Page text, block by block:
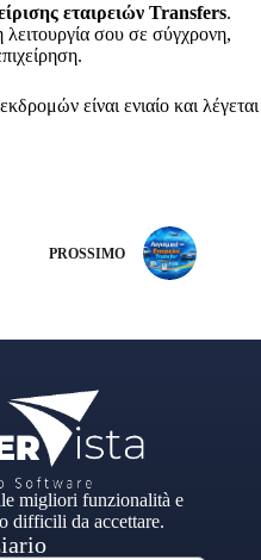
εταιρειών Transfers.
λειτουργία σου σε σύγχρονη,
είναι ενιαίο και λέγεται
PROSSIMO
migliori funzionalità e
difficili da accettare.